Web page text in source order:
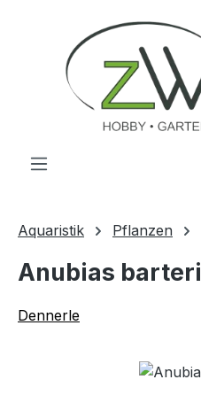
Zum Hauptinhalt springen
Aquaristik Pflanzen
Anubias barteri
Dennerle
Bildergalerie überspringen